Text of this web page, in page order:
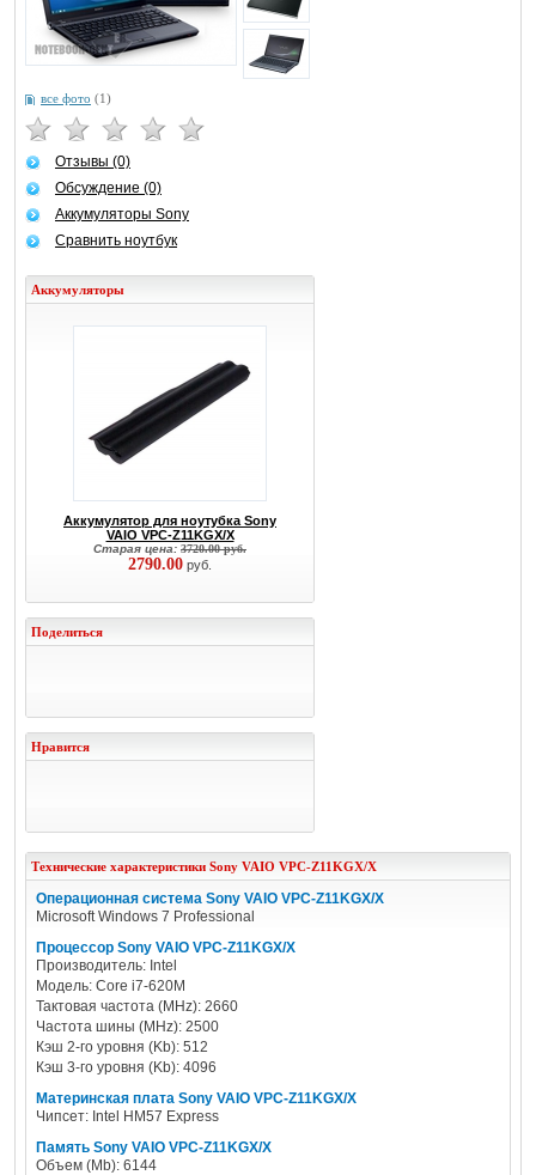
все фото (1)
Отзывы (0)
Обсуждение (0)
Аккумуляторы Sony
Сравнить ноутбук
Аккумуляторы
Аккумулятор для ноутубка Sony
VAIO VPC-Z11KGX/X
Старая цена: 3720.00 руб.
2790.00 руб.
Поделиться
Нравится
Технические характеристики Sony VAIO VPC-Z11KGX/X
Операционная система Sony VAIO VPC-Z11KGX/X
Microsoft Windows 7 Professional
Процессор Sony VAIO VPC-Z11KGX/X
Производитель: Intel
Модель: Core i7-620M
Тактовая частота (MHz): 2660
Частота шины (MHz): 2500
Кэш 2-го уровня (Kb): 512
Кэш 3-го уровня (Kb): 4096
Материнская плата Sony VAIO VPC-Z11KGX/X
Чипсет: Intel HM57 Express
Память Sony VAIO VPC-Z11KGX/X
Объем (Mb): 6144